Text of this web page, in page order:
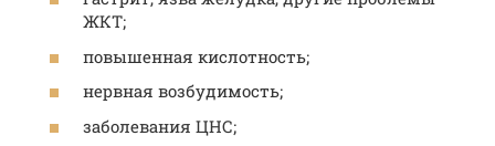
ЖКТ;
повышенная кислотность;
нервная возбудимость;
заболевания ЦНС;